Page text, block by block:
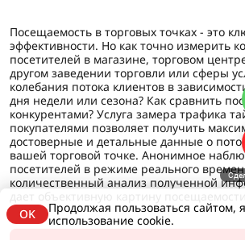
Посещаемость в торговых точках - это
эффективности. Но как точно измерить
посетителей в магазине, торговом
другом заведении торговли или сферы
колебания потока клиентов в
дня недели или сезона? Как сравнить
конкурентами? Услуга замера трафика
покупателями позволяет получить
достоверные и детальные данные о
вашей торговой точке. Анонимное
посетителей в режиме реального
количественный анализ полученной
OK
Продолжая пользоваться сайтом,
использование cookie.